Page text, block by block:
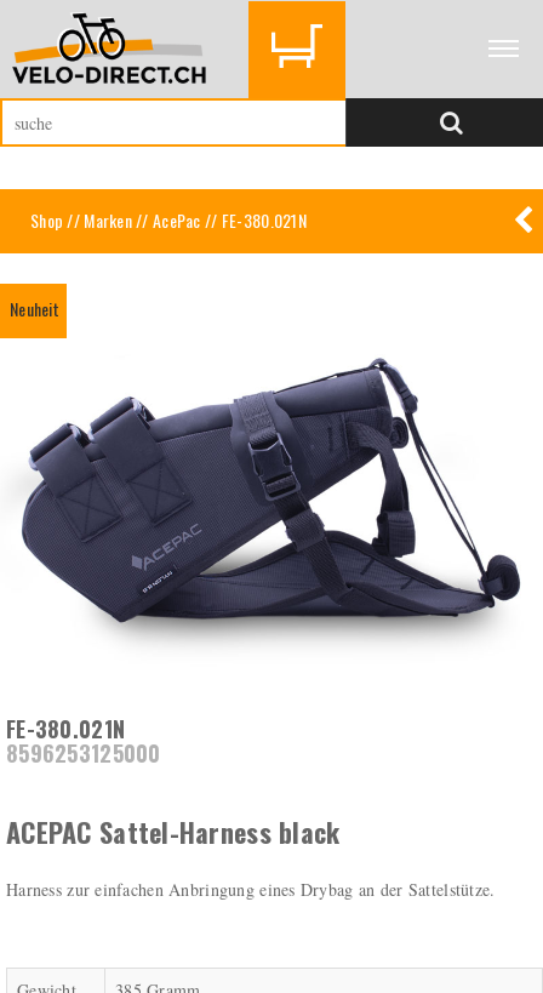
Shop//Marken//AcePac// FE-380.021N
Neuheit
FE-380.021N
8596253125000
ACEPAC Sattel-Harness black
Harness zur einfachen Anbringung eines Drybag an der Sattelstütze.